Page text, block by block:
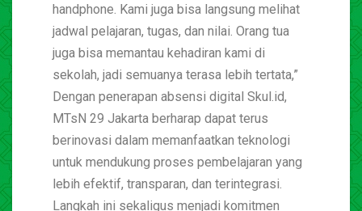
handphone. Kami juga bisa langsung melihat
jadwal pelajaran, tugas, dan nilai. Orang tua
juga bisa memantau kehadiran kami di
sekolah, jadi semuanya terasa lebih tertata,”
Dengan penerapan absensi digital Skul.id,
MTsN 29 Jakarta berharap dapat terus
berinovasi dalam memanfaatkan teknologi
untuk mendukung proses pembelajaran yang
lebih efektif, transparan, dan terintegrasi.
Langkah ini sekaligus menjadi komitmen